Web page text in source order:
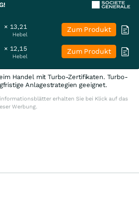
× 13,21
Hebel
Zum Produkt
× 12,15
Hebel
Zum Produkt
Handel mit Turbo-Zertifikaten. Turbo-
Anlagestrategien geeignet.
erhalten Sie bei Klick auf das
Werbung.